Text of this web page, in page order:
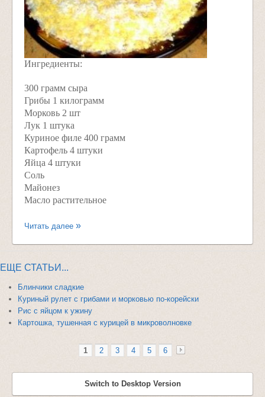
Ингредиенты:
300 грамм сыра
Грибы 1 килограмм
Морковь 2 шт
Лук 1 штука
Куриное филе 400 грамм
Картофель 4 штуки
Яйца 4 штуки
Соль
Майонез
Масло растительное
Читать далее
ЕЩЕ СТАТЬИ...
Блинчики сладкие
Куриный рулет с грибами и морковью по-корейски
Рис с яйцом к ужину
Картошка, тушенная с курицей в микроволновке
1 2 3 4 5 6
Switch to Desktop Version